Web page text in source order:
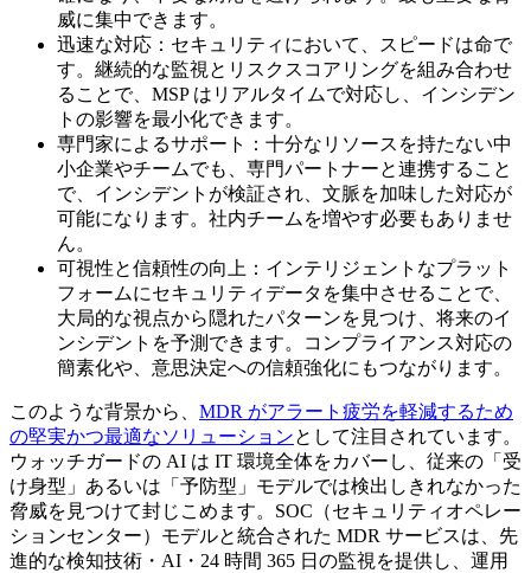
威に集中できます。
迅速な対応：セキュリティにおいて、スピードは命で
す。継続的な監視とリスクスコアリングを組み合わせ
ることで、MSP はリアルタイムで対応し、インシデン
トの影響を最小化できます。
専門家によるサポート：十分なリソースを持たない中
小企業やチームでも、専門パートナーと連携すること
で、インシデントが検証され、文脈を加味した対応が
可能になります。社内チームを増やす必要もありませ
ん。
可視性と信頼性の向上：インテリジェントなプラット
フォームにセキュリティデータを集中させることで、
大局的な視点から隠れたパターンを見つけ、将来のイ
ンシデントを予測できます。コンプライアンス対応の
簡素化や、意思決定への信頼強化にもつながります。
このような背景から、 MDR がアラート疲労を軽減するため
の堅実かつ最適なソリューションとして注目されています。
ウォッチガードの AI は IT 環境全体をカバーし、従来の「受
け身型」あるいは「予防型」モデルでは検出しきれなかった
脅威を見つけて封じこめます。SOC（セキュリティオペレー
ションセンター）モデルと統合された MDR サービスは、先
進的な検知技術・AI・24 時間 365 日の監視を提供し、運用